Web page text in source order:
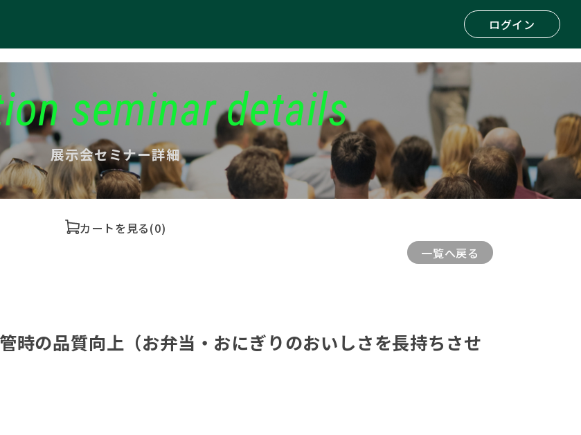
ログイン
seminar details
展示会セミナー詳細
カートを見る(0)
一覧へ戻る
時の品質向上（お弁当・おにぎりのおいしさを長持ちさせ